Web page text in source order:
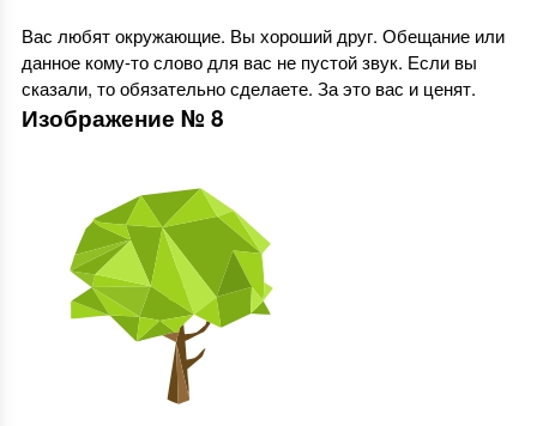
Вас любят окружающие. Вы хороший друг. Обещание или
данное кому-то слово для вас не пустой звук. Если вы
сказали, то обязательно сделаете. За это вас и ценят.
Изображение № 8